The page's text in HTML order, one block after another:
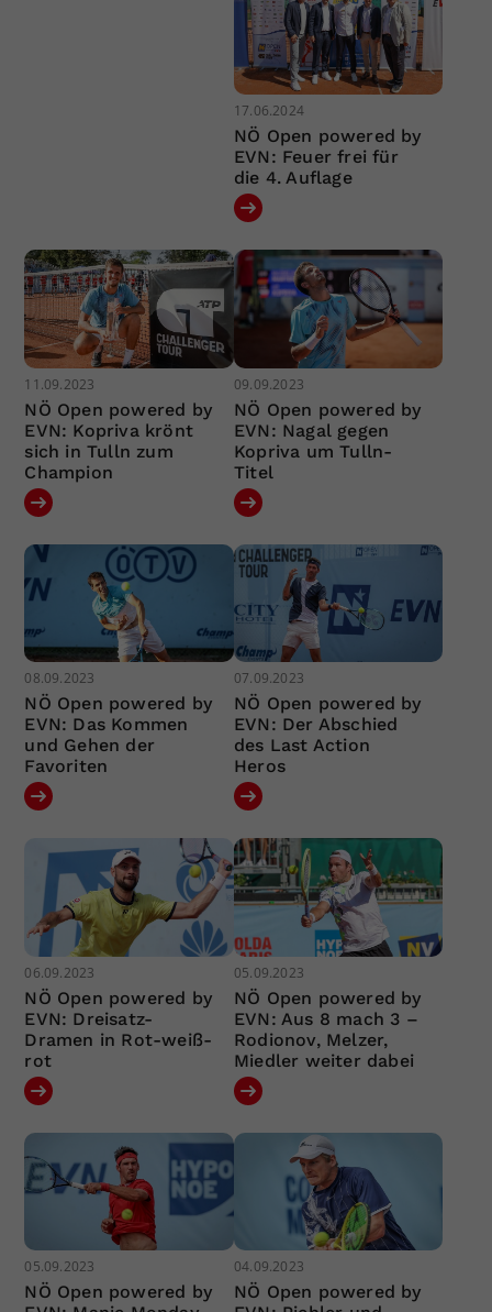
17.06.2024
NÖ Open powered by
EVN: Feuer frei für
die 4. Auflage
11.09.2023
NÖ Open powered by
EVN: Kopriva krönt
sich in Tulln zum
Champion
09.09.2023
NÖ Open powered by
EVN: Nagal gegen
Kopriva um Tulln-
Titel
08.09.2023
NÖ Open powered by
EVN: Das Kommen
und Gehen der
Favoriten
07.09.2023
NÖ Open powered by
EVN: Der Abschied
des Last Action
Heros
06.09.2023
NÖ Open powered by
EVN: Dreisatz-
Dramen in Rot-weiß-
rot
05.09.2023
NÖ Open powered by
EVN: Aus 8 mach 3 –
Rodionov, Melzer,
Miedler weiter dabei
05.09.2023
NÖ Open powered by
04.09.2023
NÖ Open powered by